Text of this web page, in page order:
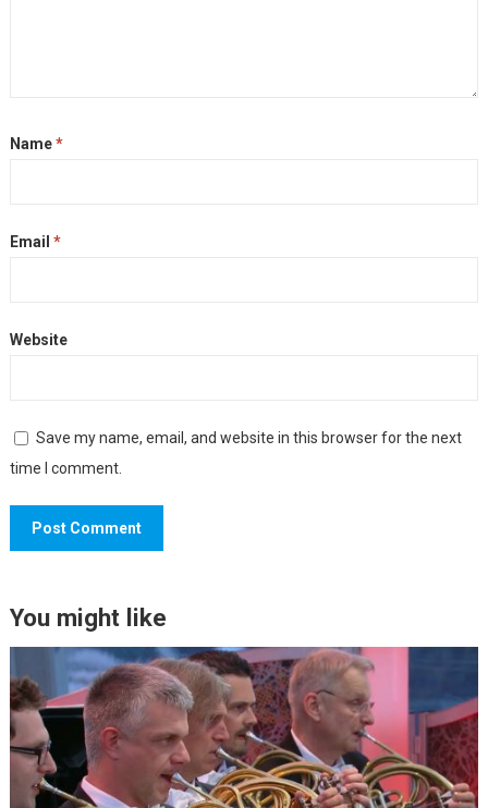
Name*
Email *
Website
Save my name, email, and website in this browser for the next
time I comment.
You might like